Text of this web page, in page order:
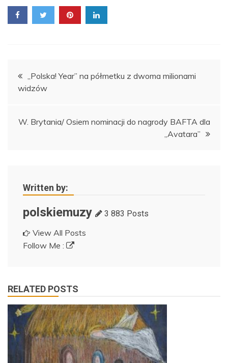
Nawigacja
wpisu
„Polska! Year” na półmetku z dwoma milionami
widzów
W. Brytania/ Osiem nominacji do nagrody BAFTA dla
„Avatara”
Written by:
polskiemuzy 3 883 Posts
View All Posts
Follow Me :
RELATED POSTS